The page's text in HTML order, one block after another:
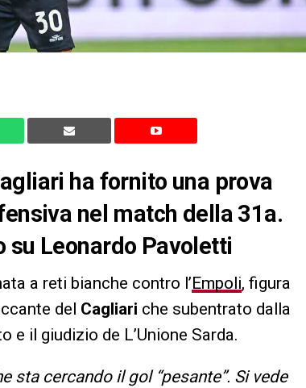
ha fornito una prova
nel match della 31a.
su Leonardo Pavoletti
a reti bianche contro l’Empoli, figura
del Cagliari che subentrato dalla
e il giudizio de L’Unione Sarda.
sta cercando il gol “pesante”. Si vede